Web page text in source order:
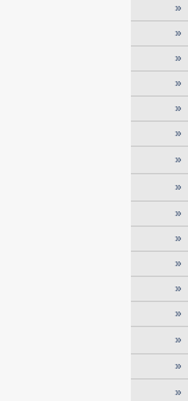
»
»
»
»
»
»
»
»
»
»
»
»
»
»
»
»